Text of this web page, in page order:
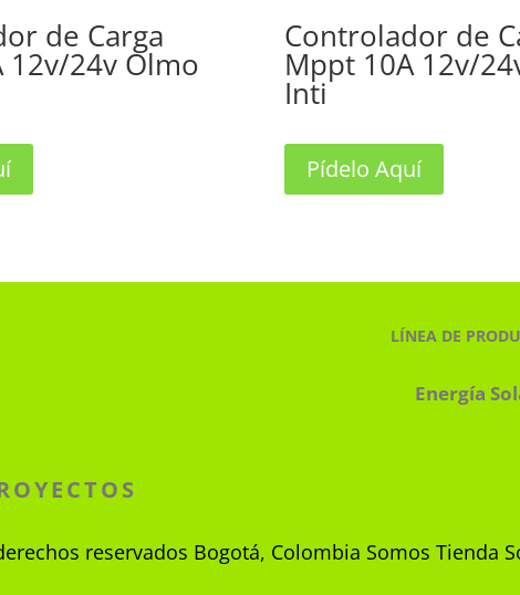
de Carga
12v/24v Olmo
Controlador de
Mppt 10A 12v/
Inti
Pídelo Aquí
LÍNEA DE
Energía
reservados Bogotá, Colombia Somos Tienda